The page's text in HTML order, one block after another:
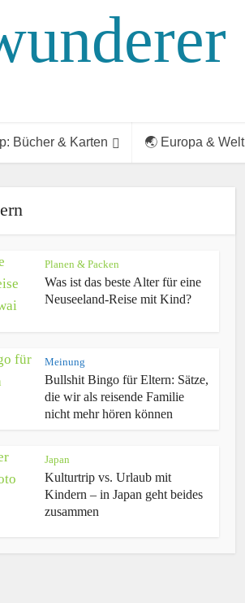
Bücher & Karten 🌏 Europa & Welt
Planen & Packen
Was ist das beste Alter für eine
Neuseeland-Reise mit Kind?
Meinung
Bullshit Bingo für Eltern: Sätze,
die wir als reisende Familie
nicht mehr hören können
Japan
Kulturtrip vs. Urlaub mit
Kindern – in Japan geht beides
zusammen